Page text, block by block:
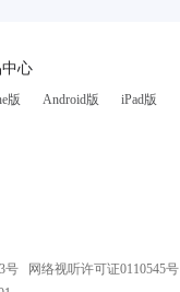
心
版 Android版 iPad版
号
网络视听许可证0110545号